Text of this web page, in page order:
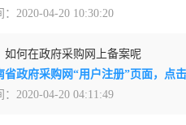
：2020-04-20 10:30:20
如何在政府采购网上备案呢
政府采购网“用户注册”页面，点
：2020-04-20 04:11:49